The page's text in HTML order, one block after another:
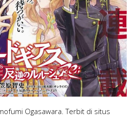
Ogasawara. Terbit di situs